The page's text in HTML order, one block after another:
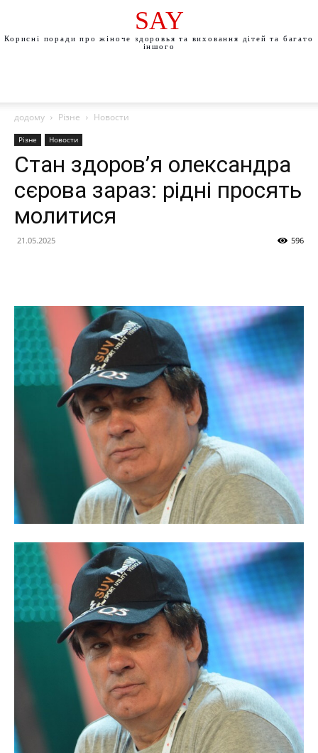
SAY
Корисні поради про жіноче здоровья та виховання дітей та багато
іншого
додому Різне Новости
Різне Новости
Стан здоров’я олександра
сєрова зараз: рідні просять
молитися
21.05.2025 596